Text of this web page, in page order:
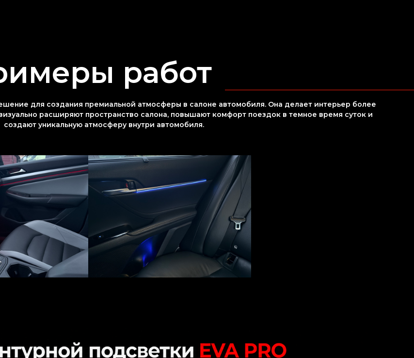
работ
для создания премиальной атмосферы в салоне автомобиля. Она делает интерьер более
расширяют пространство салона, повышают комфорт поездок в темное время суток и
создают уникальную атмосферу внутри автомобиля.